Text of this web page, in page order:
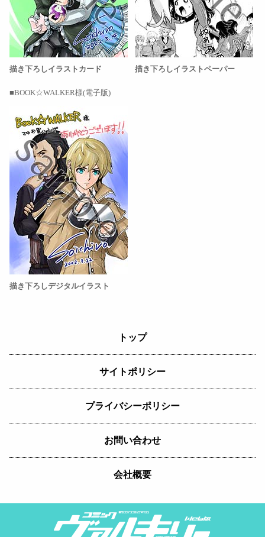
描き下ろしイラストカード 描き下ろしイラストペーパー
BOOK☆WALKER様(電子版)
描き下ろしデジタルイラスト
トップ
サイトポリシー
プライバシーポリシー
お問い合わせ
会社概要